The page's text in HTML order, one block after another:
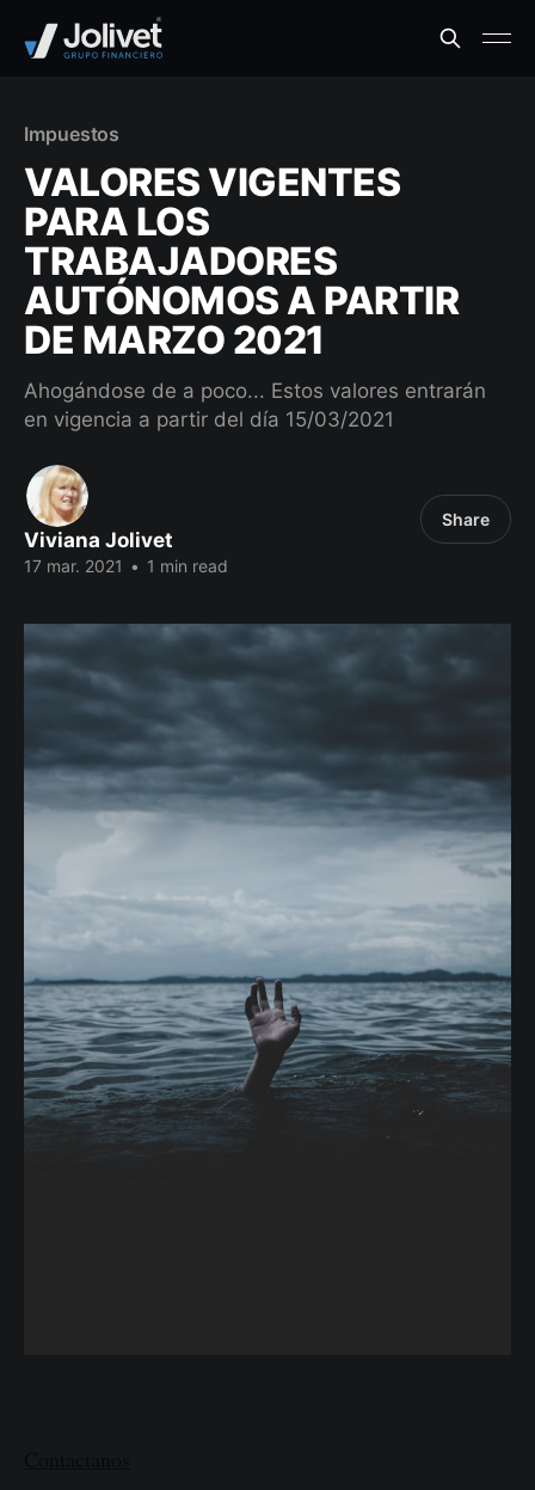
Impuestos
VALORES VIGENTES
PARA LOS
TRABAJADORES
AUTÓNOMOS A PARTIR
DE MARZO 2021
Ahogándose de a poco... Estos valores entrarán
en vigencia a partir del día 15/03/2021
Viviana Jolivet
17 mar. 2021 • 1 min read
Share